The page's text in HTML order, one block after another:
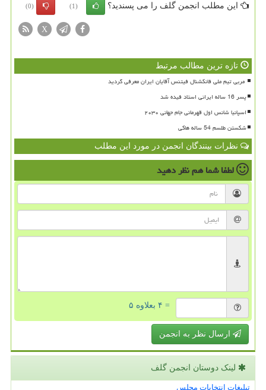
این مطلب انجمن گلف را می پسندید؟ (1)
(0)
X
تازه ترین مطالب مرتبط
پسر 16 ساله ایرانی استاد فیده شد
اسپانیا شانس اول قهرمانی جام جهانی ۲۰۳۰
شکستن طلسم 54 ساله هاکی
نظرات بینندگان انجمن در مورد این مطلب
لطفا شما همنظر دهید
= ۴ بعلاوه ۵
ارسال نظر به انجمن
لینک دوستان انجمن گلف
تبلیغات انتخابات مجلس